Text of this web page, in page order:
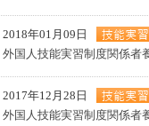
2018年01月09日
外国人技能実習制度関係者
2017年12月28日
外国人技能実習制度関係者